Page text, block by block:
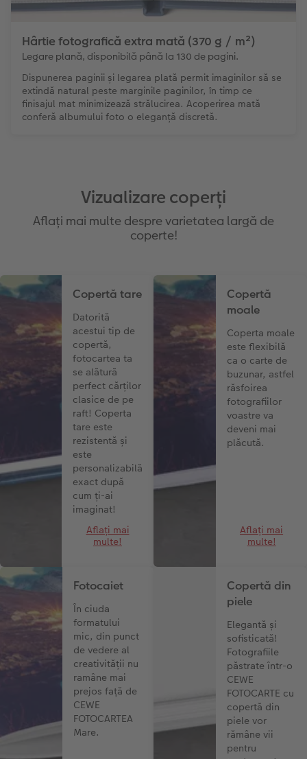
Hârtie fotografică extra mată (370 g / m²)
Legare plană, disponibilă până la 130 de pagini.
Dispunerea paginii și legarea plată permit imaginilor să se
extindă natural peste marginile paginilor, în timp ce
finisajul mat minimizează strălucirea. Acoperirea mată
conferă albumului foto o eleganță discretă.
Vizualizare coperți
Aflați mai multe despre varietatea largă de
coperte!
Copertă tare
Datorită
acestui tip de
copertă,
fotocartea ta
se alătură
perfect cărţilor
clasice de pe
raft! Coperta
tare este
rezistentă și
este
personalizabilă
exact după
cum ți-ai
imaginat!
Aflați mai
multe!
Copertă
moale
Coperta moale
este flexibilă
ca o carte de
buzunar, astfel
răsfoirea
fotografiilor
voastre va
deveni mai
plăcută.
Aflați mai
multe!
Fotocaiet
În ciuda
formatului
mic, din punct
de vedere al
creativității nu
ramâne mai
prejos față de
CEWE
FOTOCARTEA
Mare.
Copertă din
piele
Elegantă și
sofisticată!
Fotografiile
păstrate într-o
CEWE
FOTOCARTE cu
copertă din
piele vor
rămâne vii
pentru